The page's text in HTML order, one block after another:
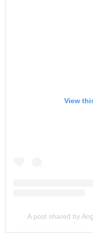
View
A post shared by